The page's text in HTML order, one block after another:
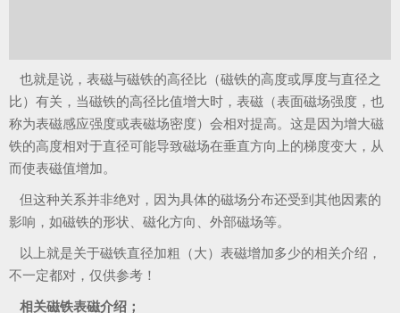
也就是说，表磁与磁铁的高径比（磁铁的高度或厚度与直径之
比）有关，当磁铁的高径比值增大时，表磁（表面磁场强度，也
称为表磁感应强度或表磁场密度）会相对提高。这是因为增大磁
铁的高度相对于直径可能导致磁场在垂直方向上的梯度变大，从
而使表磁值增加。
但这种关系并非绝对，因为具体的磁场分布还受到其他因素的
影响，如磁铁的形状、磁化方向、外部磁场等。
以上就是关于磁铁直径加粗（大）表磁增加多少的相关介绍，
不一定都对，仅供参考！
相关磁铁表磁介绍；